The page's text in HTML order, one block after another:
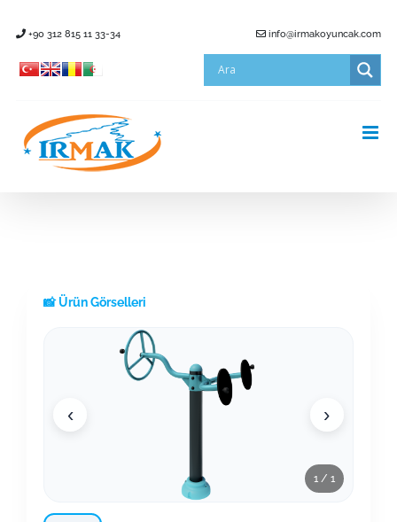
content
+90 312 815 11 33-34 info@irmakoyuncak.com
📸 Ürün Görselleri
‹ ›
1 / 1